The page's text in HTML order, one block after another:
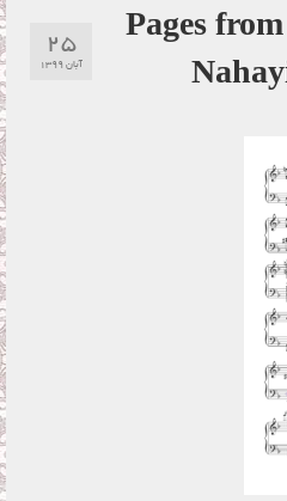
۲۵
آبان ۱۳۹۹
Pages